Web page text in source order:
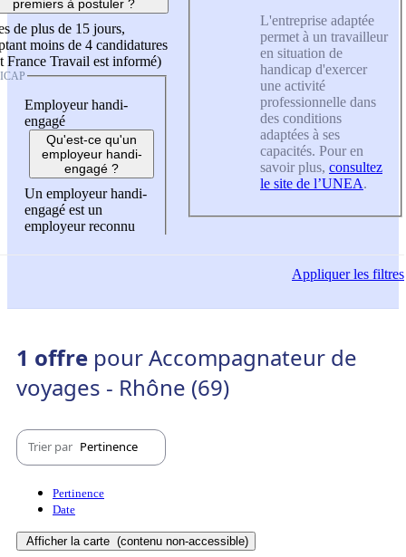
premiers à postuler ?
de plus de 15 jours,
moins de 4 candidatures
France Travail est informé)
Employeur handi-
engagé
Qu'est-ce qu'un
employeur handi-
engagé ?
Un employeur handi-
engagé est un
employeur reconnu
L'entreprise adaptée
permet à un travailleur
en situation de
handicap d'exercer
une activité
professionnelle dans
des conditions
adaptées à ses
capacités. Pour en
savoir plus, consultez
le site de l’UNEA.
Appliquerles filtres
1 offre pour Accompagnateur de
voyages - Rhône (69)
Trier par Pertinence
Pertinence
Date
Afficher la carte (contenu non-accessible)